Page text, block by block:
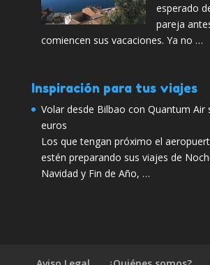
esperado
pareja
comiencen sus vacaciones. Ya no …
Inspiración para tus viajes
Volar desde Bilbao con Quantum Air
euros
Los que tengan próximo el
estén preparando sus viajes de
Navidad y Fin de Año, …